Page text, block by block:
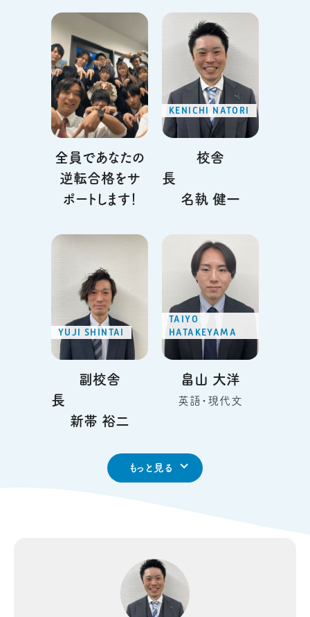
全員であなたの
逆転合格をサ
ポートします！
KENICHI NATORI
校舎
長
名執 健一
YUJI SHINTAI
副校舎
長
新帯 裕二
TAIYO
HATAKEYAMA
畠山 大洋
英語・現代文
もっと見る